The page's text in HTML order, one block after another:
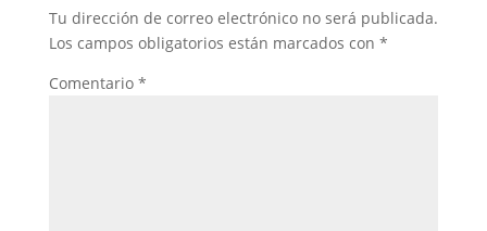
Tu dirección de correo electrónico no será publicada.
Los campos obligatorios están marcados con *
Comentario *